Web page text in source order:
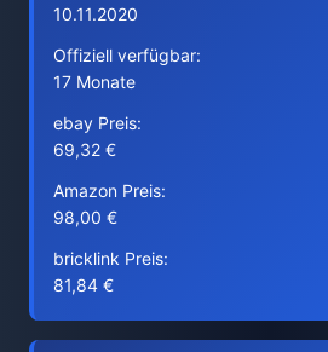
10.11.2020
Offiziell verfügbar:
17 Monate
ebay Preis:
69,32 €
Amazon Preis:
98,00 €
bricklink Preis:
81,84 €